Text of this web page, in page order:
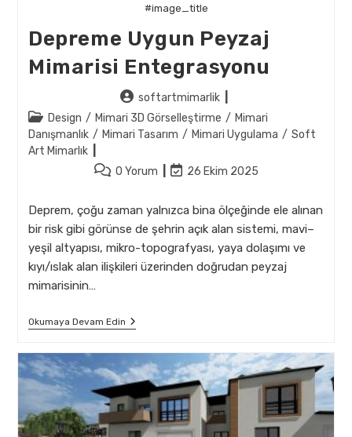
#image_title
Depreme Uygun Peyzaj
Mimarisi Entegrasyonu
Post
author:
softartmimarlik
Post
category:
Design / Mimari 3D Görselleştirme / Mimari
Danışmanlık / Mimari Tasarım / Mimari Uygulama / Soft
Art Mimarlık
Post0 Yorum
Post
modified:
26 Ekim 2025
Deprem, çoğu zaman yalnızca bina ölçeğinde ele alınan
bir risk gibi görünse de şehrin açık alan sistemi, mavi–
yeşil altyapısı, mikro-topografyası, yaya dolaşımı ve
kıyı/ıslak alan ilişkileri üzerinden doğrudan peyzaj
mimarisinin…
Okumaya Devam EdinDepreme
Uygun
Mimarisi
Entegrasyonu